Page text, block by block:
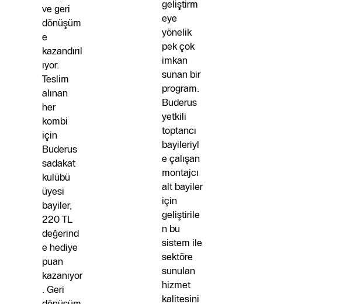
ve geri
dönüşüm
e
kazandırıl
ıyor.
Teslim
alınan
her
kombi
için
Buderus
sadakat
kulübü
üyesi
bayiler,
220 TL
değerind
e hediye
puan
kazanıyor
. Geri
geliştirm
eye
yönelik
pek çok
imkan
sunan bir
program.
Buderus
yetkili
toptancı
bayileriyl
e çalışan
montajcı
alt bayiler
için
geliştirile
n bu
sistem ile
sektöre
sunulan
hizmet
kalitesini